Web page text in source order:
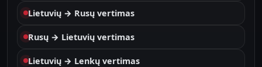
Lietuvių → Rusų vertimas
Rusų → Lietuvių vertimas
Lietuvių → Lenkų vertimas